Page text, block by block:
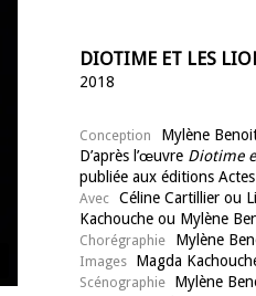
DIOTIME ET LES
2018
Conception
Mylène
D’après l’œuvre Diotime
publiée aux éditions
Avec
Céline Cartillier ou
Kachouche ou Mylène
Chorégraphie Mylène
Images Magda
Scénographie Mylène